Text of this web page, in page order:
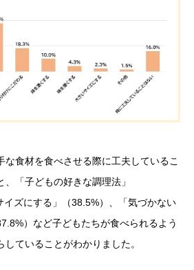
な食材を食べさせる際に工夫しているこ
「子どもの好きな調理法」
イズにする」（38.5%）、「気づかない
）など子どもたちが食べられるよう
ていることがわかりました。